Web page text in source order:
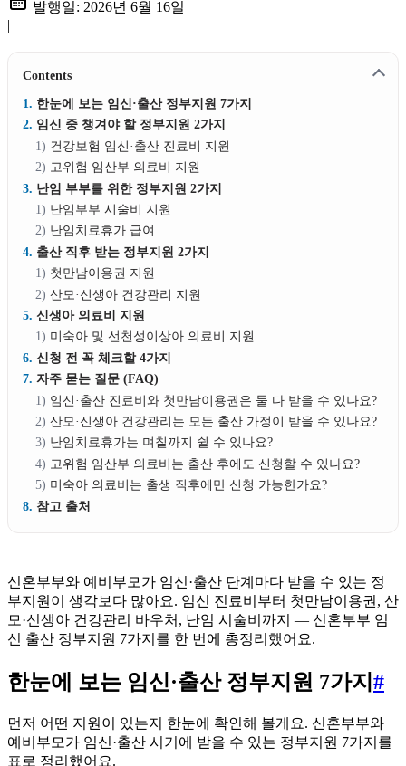
발행일: 2026년 6월 16일
|
Contents
한눈에 보는 임신·출산 정부지원 7가지
임신 중 챙겨야 할 정부지원 2가지
건강보험 임신·출산 진료비 지원
고위험 임산부 의료비 지원
난임 부부를 위한 정부지원 2가지
난임부부 시술비 지원
난임치료휴가 급여
출산 직후 받는 정부지원 2가지
첫만남이용권 지원
산모·신생아 건강관리 지원
신생아 의료비 지원
미숙아 및 선천성이상아 의료비 지원
신청 전 꼭 체크할 4가지
자주 묻는 질문 (FAQ)
임신·출산 진료비와 첫만남이용권은 둘 다 받을 수 있나요?
산모·신생아 건강관리는 모든 출산 가정이 받을 수 있나요?
난임치료휴가는 며칠까지 쉴 수 있나요?
고위험 임산부 의료비는 출산 후에도 신청할 수 있나요?
미숙아 의료비는 출생 직후에만 신청 가능한가요?
참고 출처
신혼부부와 예비부모가 임신·출산 단계마다 받을 수 있는 정
부지원이 생각보다 많아요. 임신 진료비부터 첫만남이용권, 산
모·신생아 건강관리 바우처, 난임 시술비까지 — 신혼부부 임
신 출산 정부지원 7가지를 한 번에 총정리했어요.
한눈에 보는 임신·출산 정부지원 7가지 #
먼저 어떤 지원이 있는지 한눈에 확인해 볼게요. 신혼부부와
예비부모가 임신·출산 시기에 받을 수 있는 정부지원 7가지를
표로 정리했어요.